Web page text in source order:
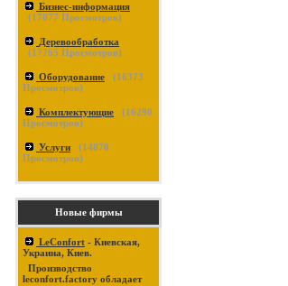
Бизнес-информация
(17877 Просмотров)
Деревообработка
(17765 Просмотров)
Оборудование (16373
Просмотров)
Комплектующие (16290
Просмотров)
Услуги (14870
Просмотров)
Новые фирмы
LeConfort - Киевская,
Украина, Киев.
Производство
leconfort.factory обладает